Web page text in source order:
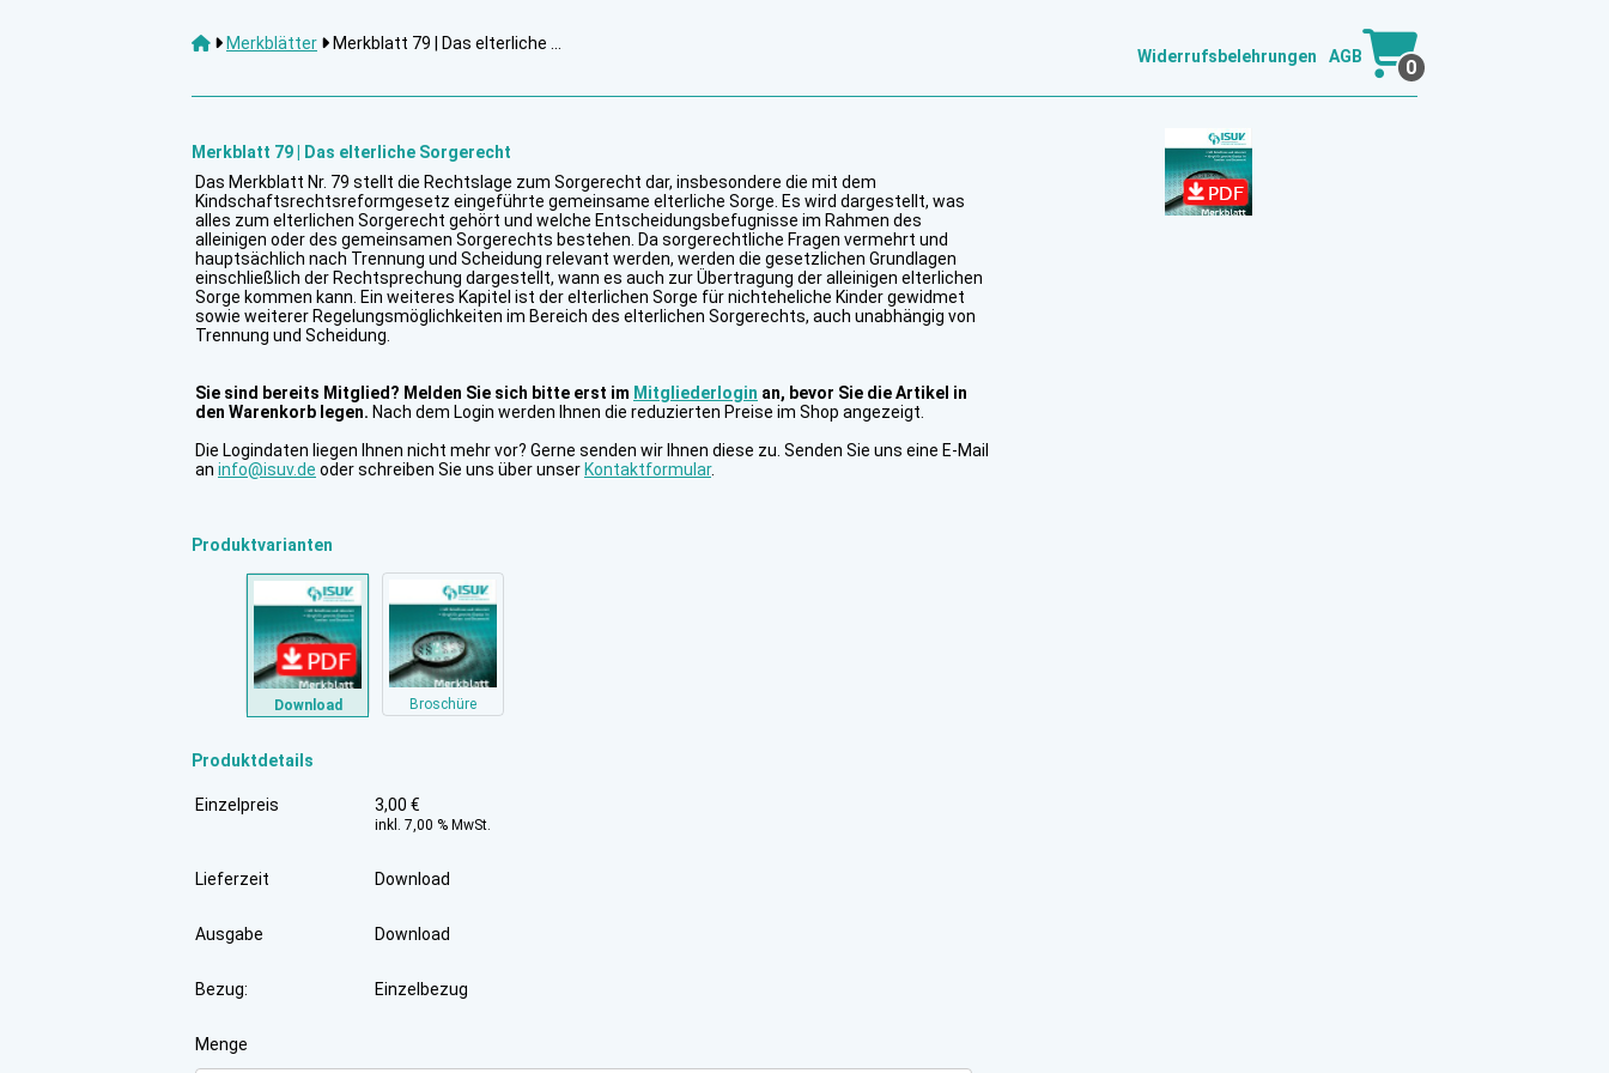
Merkblätter Merkblatt 79 | Das elterliche ...
0
AGB
Widerrufsbelehrungen
Merkblatt 79 | Das elterliche Sorgerecht
Das Merkblatt Nr. 79 stellt die Rechtslage zum Sorgerecht dar, insbesondere die mit dem
Kindschaftsrechtsreformgesetz eingeführte gemeinsame elterliche Sorge. Es wird dargestellt, was
alles zum elterlichen Sorgerecht gehört und welche Entscheidungsbefugnisse im Rahmen des
alleinigen oder des gemeinsamen Sorgerechts bestehen. Da sorgerechtliche Fragen vermehrt und
hauptsächlich nach Trennung und Scheidung relevant werden, werden die gesetzlichen Grundlagen
einschließlich der Rechtsprechung dargestellt, wann es auch zur Übertragung der alleinigen elterlichen
Sorge kommen kann. Ein weiteres Kapitel ist der elterlichen Sorge für nichteheliche Kinder gewidmet
sowie weiterer Regelungsmöglichkeiten im Bereich des elterlichen Sorgerechts, auch unabhängig von
Trennung und Scheidung.
Sie sind bereits Mitglied? Melden Sie sich bitte erst im Mitgliederlogin an, bevor Sie die Artikel in
den Warenkorb legen. Nach dem Login werden Ihnen die reduzierten Preise im Shop angezeigt.
Die Logindaten liegen Ihnen nicht mehr vor? Gerne senden wir Ihnen diese zu. Senden Sie uns eine E-Mail
an info@isuv.de oder schreiben Sie uns über unser Kontaktformular.
Produktvarianten
Download Broschüre
Produktdetails
Einzelpreis 3,00 €
inkl. 7,00 % MwSt.
Lieferzeit Download
Ausgabe Download
Bezug: Einzelbezug
Menge